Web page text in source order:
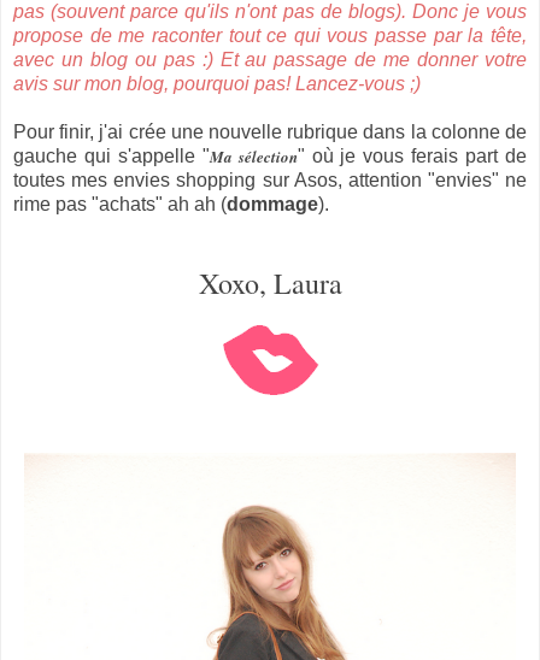
pas (souvent parce qu'ils n'ont pas de blogs). Donc je vous
propose de me raconter tout ce qui vous passe par la tête,
avec un blog ou pas :) Et au passage de me donner votre
avis sur mon blog, pourquoi pas! Lancez-vous ;)
Pour finir, j'ai crée une nouvelle rubrique dans la colonne de
gauche qui s'appelle "Ma sélection" où je vous ferais part de
toutes mes envies shopping sur Asos, attention "envies" ne
rime pas "achats" ah ah (dommage).
Xoxo, Laura